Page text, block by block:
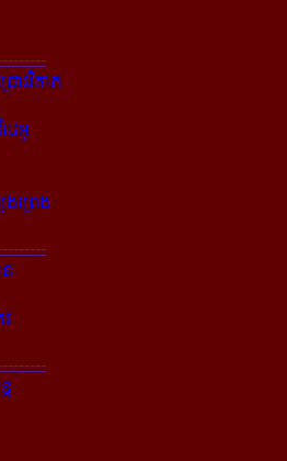
ាវវិភាគ
េអូ
ព្រេង
ន